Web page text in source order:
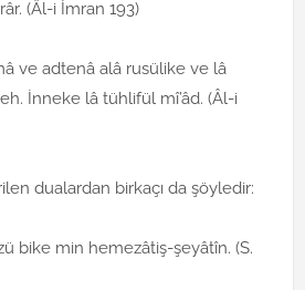
(Âl-i İmran 193)
ve adtenâ alâ rusülike ve lâ
İnneke lâ tühlifül mî’âd. (Âl-i
dualardan birkaçı da şöyledir:
bike min hemezâtiş-şeyâtîn. (S.